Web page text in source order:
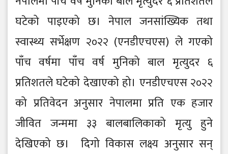
घटेको पाइएको छ। नेपाल जनसांख्यिक तथा
स्वास्थ्य सर्भेक्षण २०२२ (एनडीएचएस) ले गएको
पाँच वर्षमा पाँच वर्ष मुनिको बाल मृत्युदर ६
प्रतिशतले घटेको देखाएको हो। एनडीएचएस २०२२
को प्रतिवेदन अनुसार नेपालमा प्रति एक हजार
जीवित जन्ममा ३३ बालबालिकाको मृत्यु हुने
देखिएको छ। दिगो विकास लक्ष्य अनुसार सन्